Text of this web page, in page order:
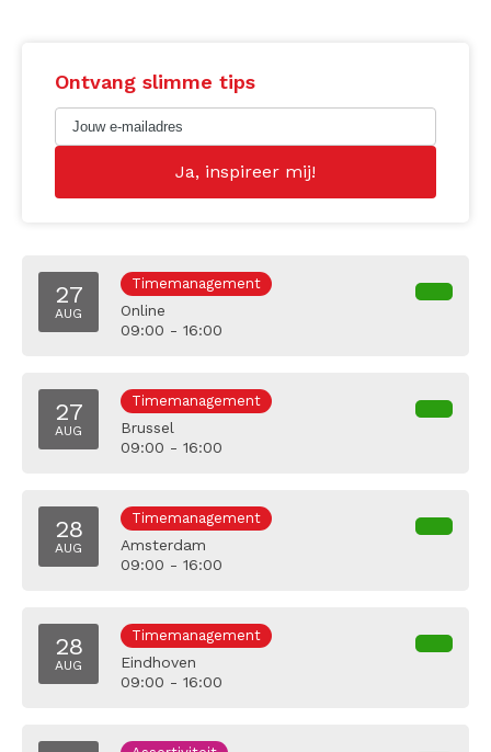
Ontvang slimme tips
27
AUG
Timemanagement
Online
09:00 - 16:00
27
AUG
Timemanagement
Brussel
09:00 - 16:00
28
AUG
Timemanagement
Amsterdam
09:00 - 16:00
28
AUG
Timemanagement
Eindhoven
09:00 - 16:00